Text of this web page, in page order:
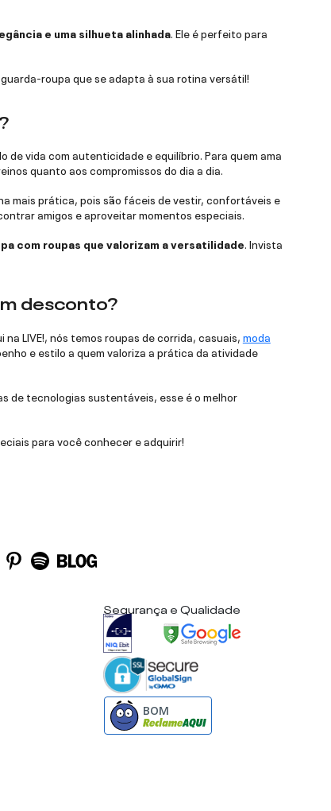
e uma silhueta alinhada. Ele é perfeito para
roupa que se adapta à sua rotina versátil!
vida com autenticidade e equilíbrio. Para quem ama
quanto aos compromissos do dia a dia.
mais prática, pois são fáceis de vestir, confortáveis e
amigos e aproveitar momentos especiais.
com roupas que valorizam a versatilidade. Invista
desconto?
LIVE!, nós temos roupas de corrida, casuais, moda
e estilo a quem valoriza a prática da atividade
de tecnologias sustentáveis, esse é o melhor
para você conhecer e adquirir!
Segurança e Qualidade
BOM